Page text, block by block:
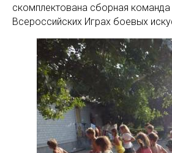
скомплектована сборная команда
Всероссийских Играх боевых